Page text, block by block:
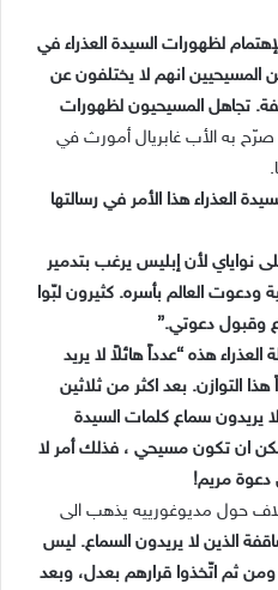
لظهورات السيدة العذراء في
المسيحيين انهم لا يختلفون عن
تجاهل المسيحيون لظهورات
صرّح به الأب غابريال أمورث في
العذراء هذا الأمر في رسالتها
نواياي لأن إبليس يرغب بتدمير
ودعوت العالم بأسره. كثيرون لبّوا
وقبول دعوتي.”
هذه “عدداً هائلاً لا يريد
التوازن. بعد اكثر من ثلاثين
يريدون سماع كلمات السيدة
لكن ان تكون مسيحي ، فذلك أمر لا
مريم!
حول مديوغورييه يذهب الى
الذين لا يريدون السماع. ليس
ومن ثم اتّخذوا قرارهم بعدل، وبعد